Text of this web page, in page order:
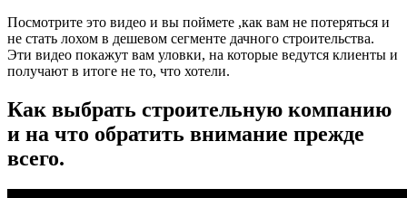
Посмотрите это видео и вы поймете ,как вам не потеряться и
не стать лохом в дешевом сегменте дачного строительства.
Эти видео покажут вам уловки, на которые ведутся клиенты и
получают в итоге не то, что хотели.
Как выбрать строительную компанию
и на что обратить внимание прежде
всего.